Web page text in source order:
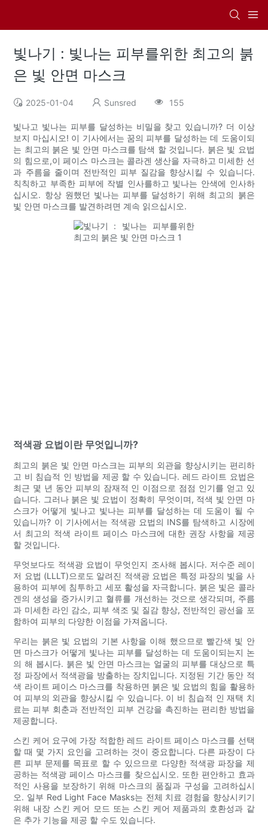
빛나기 : 빛나는 피부를위한 최고의 붉
은 빛 안면 마스크
2025-01-04 Sunsred 155
빛나고 빛나는 피부를 달성하는 비밀을 찾고 있습니까? 더 이상
보지 마십시오! 이 기사에서는 꿈의 피부를 달성하는 데 도움이되
는 최고의 붉은 빛 안면 마스크를 탐색 할 것입니다. 붉은 빛 요법
의 힘으로,이 페이스 마스크는 콜라겐 생산을 자극하고 미세한 선
과 주름을 줄이며 전반적인 피부 질감을 향상시킬 수 있습니다.
칙칙하고 부족한 피부에 작별 인사를하고 빛나는 안색에 인사하
십시오. 항상 원했던 빛나는 피부를 달성하기 위해 최고의 붉은
빛 안면 마스크를 발견하려면 계속 읽으십시오.
적색광 요법이란 무엇입니까?
최고의 붉은 빛 안면 마스크는 피부의 외관을 향상시키는 편리하
고 비 침습적 인 방법을 제공 할 수 있습니다. 레드 라이트 요법은
최근 몇 년 동안 피부의 잠재적 인 이점으로 점점 인기를 얻고 있
습니다. 그러나 붉은 빛 요법이 정확히 무엇이며, 적색 빛 안면 마
스크가 어떻게 빛나고 빛나는 피부를 달성하는 데 도움이 될 수
있습니까? 이 기사에서는 적색광 요법의 INS를 탐색하고 시장에
서 최고의 적색 라이트 페이스 마스크에 대한 권장 사항을 제공
할 것입니다.
무엇보다도 적색광 요법이 무엇인지 조사해 봅시다. 저수준 레이
저 요법 (LLLT)으로도 알려진 적색광 요법은 특정 파장의 빛을 사
용하여 피부에 침투하고 세포 활성을 자극합니다. 붉은 빛은 콜라
겐의 생성을 증가시키고 혈류를 개선하는 것으로 생각되며, 주름
과 미세한 라인 감소, 피부 색조 및 질감 향상, 전반적인 광선을 포
함하여 피부의 다양한 이점을 가져옵니다.
우리는 붉은 빛 요법의 기본 사항을 이해 했으므로 빨간색 빛 안
면 마스크가 어떻게 빛나는 피부를 달성하는 데 도움이되는지 논
의 해 봅시다. 붉은 빛 안면 마스크는 얼굴의 피부를 대상으로 특
정 파장에서 적색광을 방출하는 장치입니다. 지정된 기간 동안 적
색 라이트 페이스 마스크를 착용하면 붉은 빛 요법의 힘을 활용하
여 피부의 외관을 향상시킬 수 있습니다. 이 비 침습적 인 재택 치
료는 피부 회춘과 전반적인 피부 건강을 촉진하는 편리한 방법을
제공합니다.
스킨 케어 요구에 가장 적합한 레드 라이트 페이스 마스크를 선택
할 때 몇 가지 요인을 고려하는 것이 중요합니다. 다른 파장이 다
른 피부 문제를 목표로 할 수 있으므로 다양한 적색광 파장을 제
공하는 적색광 페이스 마스크를 찾으십시오. 또한 편안하고 효과
적인 사용을 보장하기 위해 마스크의 품질과 구성을 고려하십시
오. 일부 Red Light Face Masks는 전체 치료 경험을 향상시키기
위해 내장 스킨 케어 모드 또는 스킨 케어 제품과의 호환성과 같
은 추가 기능을 제공 할 수도 있습니다.